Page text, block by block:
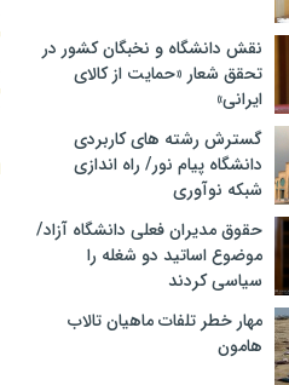
نقش دانشگاه و نخبگان کشور در
تحقق شعار «حمایت از کالای
ایرانی»
گسترش رشته های کاربردی
دانشگاه پیام نور/ راه اندازی
شبکه نوآوری
حقوق مدیران فعلی دانشگاه آزاد/
موضوع اساتید دو شغله را
سیاسی کردند
مهار خطر تلفات ماهیان تالاب‌
هامون